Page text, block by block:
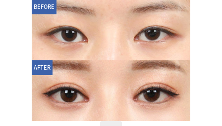
BEFORE
AFTER